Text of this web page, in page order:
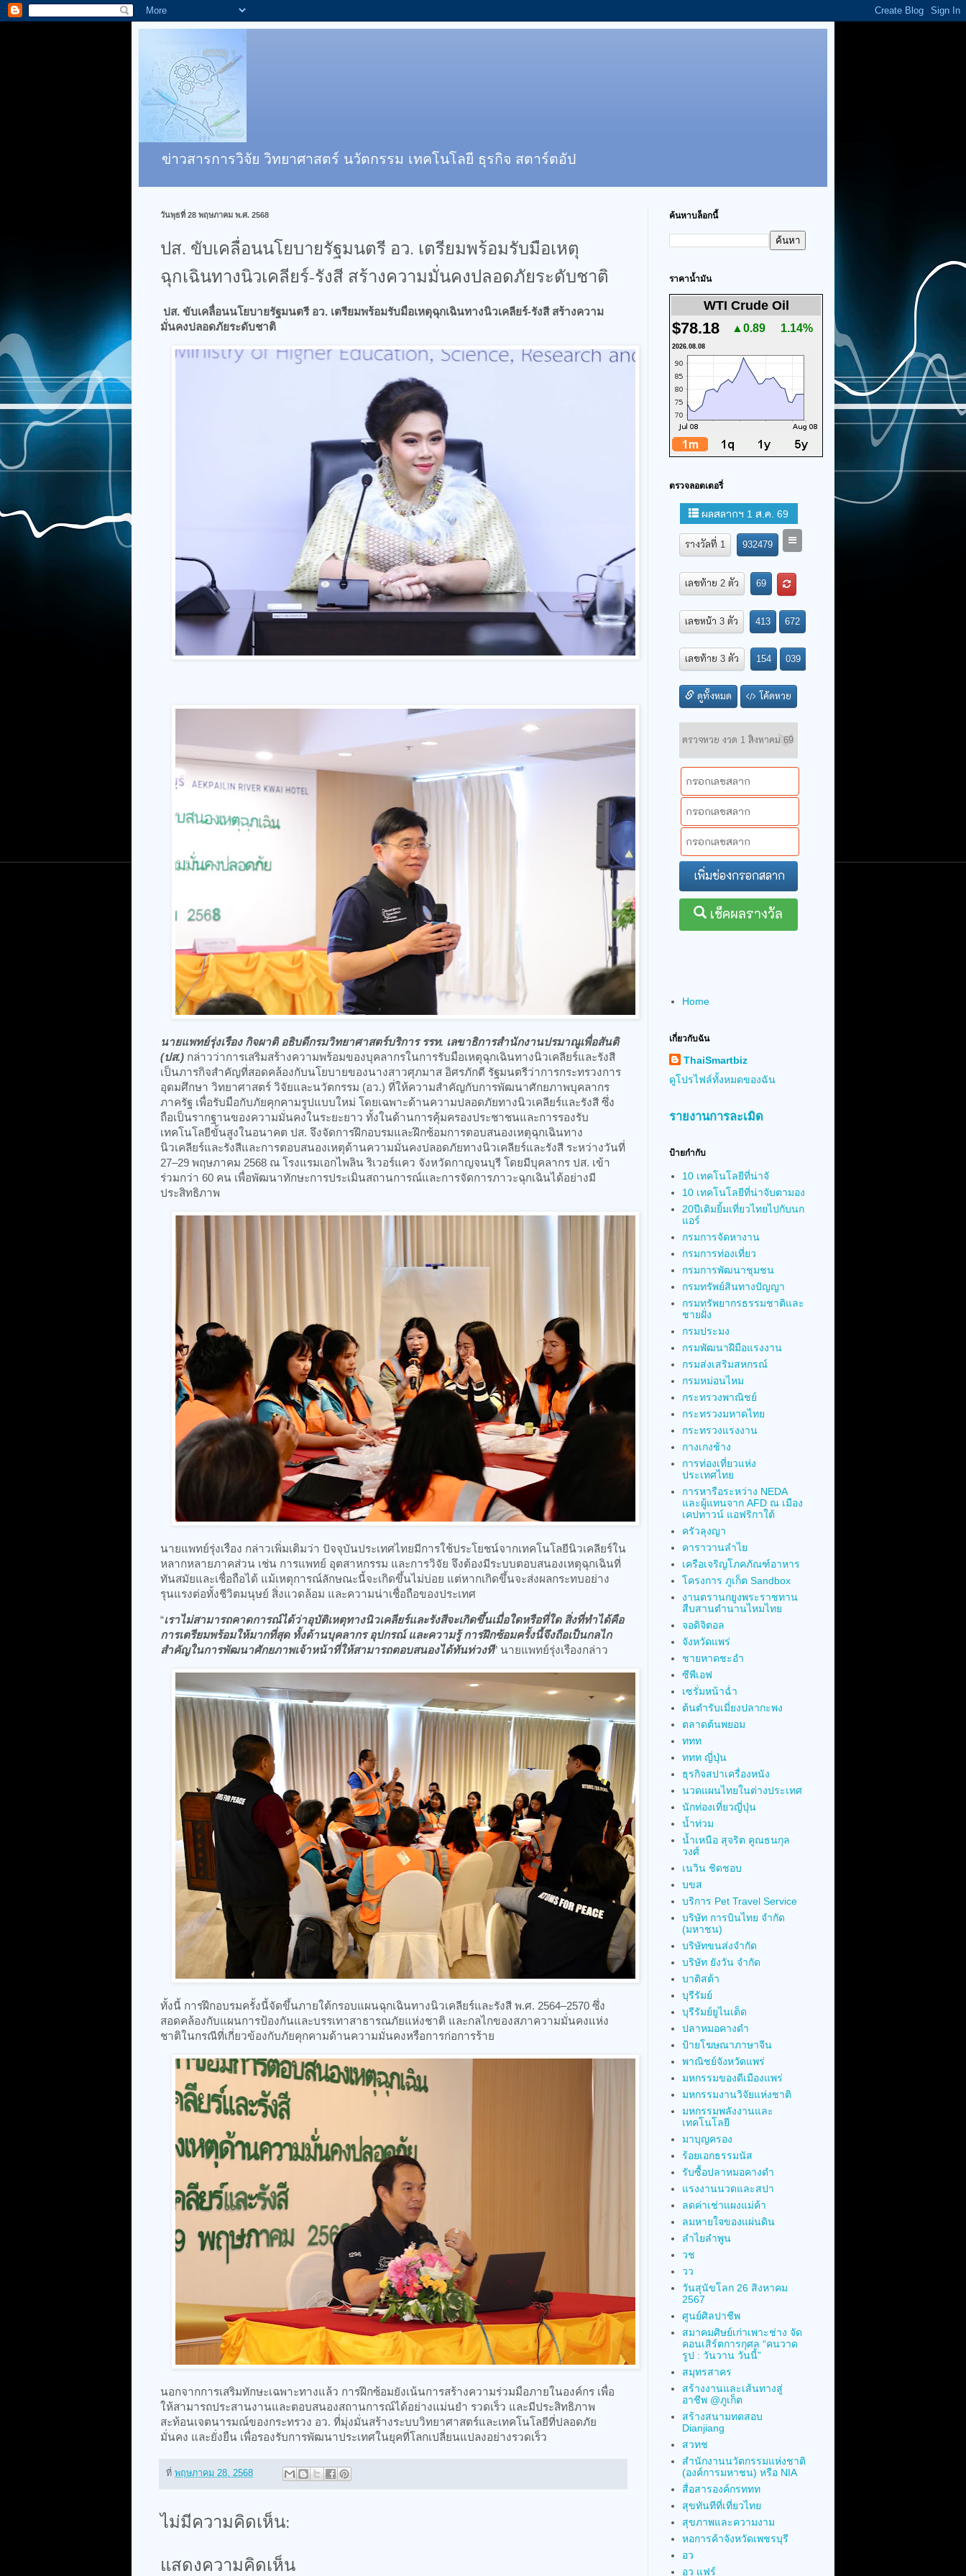
ข่าวสารการวิจัย วิทยาศาสตร์ นวัตกรรม เทคโนโลยี ธุรกิจ สตาร์ตอัป
วันพุธที่ 28 พฤษภาคม พ.ศ. 2568
ปส. ขับเคลื่อนนโยบายรัฐมนตรี อว. เตรียมพร้อมรับมือเหตุ
ฉุกเฉินทางนิวเคลียร์-รังสี สร้างความมั่นคงปลอดภัยระดับชาติ
ปส. ขับเคลื่อนนโยบายรัฐมนตรี อว. เตรียมพร้อมรับมือเหตุฉุกเฉินทางนิวเคลียร์-รังสี สร้างความ
มั่นคงปลอดภัยระดับชาติ
นายแพทย์รุ่งเรือง กิจผาติ อธิบดีกรมวิทยาศาสตร์บริการ รรท. เลขาธิการสำนักงานปรมาณูเพื่อสันติ
(ปส.) กล่าวว่าการเสริมสร้างความพร้อมของบุคลากรในการรับมือเหตุฉุกเฉินทางนิวเคลียร์และรังสี
เป็นภารกิจสำคัญที่สอดคล้องกับนโยบายของนางสาวศุภมาส อิศรภักดี รัฐมนตรีว่าการกระทรวงการ
อุดมศึกษา วิทยาศาสตร์ วิจัยและนวัตกรรม (อว.) ที่ให้ความสำคัญกับการพัฒนาศักยภาพบุคลากร
ภาครัฐ เพื่อรับมือกับภัยคุกคามรูปแบบใหม่ โดยเฉพาะด้านความปลอดภัยทางนิวเคลียร์และรังสี ซึ่ง
ถือเป็นรากฐานของความมั่นคงในระยะยาว ทั้งในด้านการคุ้มครองประชาชนและการรองรับ
เทคโนโลยีขั้นสูงในอนาคต ปส. จึงจัดการฝึกอบรมและฝึกซ้อมการตอบสนองเหตุฉุกเฉินทาง
นิวเคลียร์และรังสีและการตอบสนองเหตุด้านความมั่นคงปลอดภัยทางนิวเคลียร์และรังสี ระหว่างวันที่
27–29 พฤษภาคม 2568 ณ โรงแรมเอกไพลิน ริเวอร์แคว จังหวัดกาญจนบุรี โดยมีบุคลากร ปส. เข้า
ร่วมกว่า 60 คน เพื่อพัฒนาทักษะการประเมินสถานการณ์และการจัดการภาวะฉุกเฉินได้อย่างมี
ประสิทธิภาพ
นายแพทย์รุ่งเรือง กล่าวเพิ่มเติมว่า ปัจจุบันประเทศไทยมีการใช้ประโยชน์จากเทคโนโลยีนิวเคลียร์ใน
หลากหลายภาคส่วน เช่น การแพทย์ อุตสาหกรรม และการวิจัย จึงต้องมีระบบตอบสนองเหตุฉุกเฉินที่
ทันสมัยและเชื่อถือได้ แม้เหตุการณ์ลักษณะนี้จะเกิดขึ้นไม่บ่อย แต่หากเกิดขึ้นจะส่งผลกระทบอย่าง
รุนแรงต่อทั้งชีวิตมนุษย์ สิ่งแวดล้อม และความน่าเชื่อถือของประเทศ
“เราไม่สามารถคาดการณ์ได้ว่าอุบัติเหตุทางนิวเคลียร์และรังสีจะเกิดขึ้นเมื่อใดหรือที่ใด สิ่งที่ทำได้คือ
การเตรียมพร้อมให้มากที่สุด ทั้งด้านบุคลากร อุปกรณ์ และความรู้ การฝึกซ้อมครั้งนี้จึงถือเป็นกลไก
สำคัญในการพัฒนาศักยภาพเจ้าหน้าที่ให้สามารถตอบสนองได้ทันท่วงที” นายแพทย์รุ่งเรืองกล่าว
ทั้งนี้ การฝึกอบรมครั้งนี้จัดขึ้นภายใต้กรอบแผนฉุกเฉินทางนิวเคลียร์และรังสี พ.ศ. 2564–2570 ซึ่ง
สอดคล้องกับแผนการป้องกันและบรรเทาสาธารณภัยแห่งชาติ และกลไกของสภาความมั่นคงแห่ง
ชาติในกรณีที่เกี่ยวข้องกับภัยคุกคามด้านความมั่นคงหรือการก่อการร้าย
นอกจากการเสริมทักษะเฉพาะทางแล้ว การฝึกซ้อมยังเน้นการสร้างความร่วมมือภายในองค์กร เพื่อ
ให้สามารถประสานงานและตอบสนองสถานการณ์ได้อย่างแม่นยำ รวดเร็ว และมีประสิทธิภาพ
สะท้อนเจตนารมณ์ของกระทรวง อว. ที่มุ่งมั่นสร้างระบบวิทยาศาสตร์และเทคโนโลยีที่ปลอดภัย
มั่นคง และยั่งยืน เพื่อรองรับการพัฒนาประเทศในยุคที่โลกเปลี่ยนแปลงอย่างรวดเร็ว
ที่ พฤษภาคม 28, 2568
ไม่มีความคิดเห็น:
แสดงความคิดเห็น
ค้นหาบล็อกนี้
ราคาน้ำมัน
WTI Crude Oil
$78.18 ▲0.89 1.14%
2026.08.08
ตรวจลอตเตอรี่
Home
เกี่ยวกับฉัน
ThaiSmartbiz
ดูโปรไฟล์ทั้งหมดของฉัน
รายงานการละเมิด
ป้ายกำกับ
10 เทคโนโลยีที่น่าจั
10 เทคโนโลยีที่น่าจับตามอง
20ปีเติมยิ้มเที่ยวไทยไปกับนก
แอร์
กรมการจัดหางาน
กรมการท่องเที่ยว
กรมการพัฒนาชุมชน
กรมทรัพย์สินทางปัญญา
กรมทรัพยากรธรรมชาติและ
ชายฝั่ง
กรมประมง
กรมพัฒนาฝีมือแรงงาน
กรมส่งเสริมสหกรณ์
กรมหม่อนไหม
กระทรวงพาณิชย์
กระทรวงมหาดไทย
กระทรวงแรงงาน
กางเกงช้าง
การท่องเที่ยวแห่ง
ประเทศไทย
การหารือระหว่าง NEDA
และผู้แทนจาก AFD ณ เมือง
เคปทาวน์ แอฟริกาใต้
ครัวลุงญา
คาราวานลำไย
เครือเจริญโภคภัณฑ์อาหาร
โครงการ ภูเก็ต Sandbox
งานตรานกยูงพระราชทาน
สืบสานตำนานไหมไทย
จอดิจิตอล
จังหวัดแพร่
ชายหาดชะอำ
ซีพีเอฟ
เซรั่มหน้าฉ่ำ
ต้นตำรับเมี่ยงปลากะพง
ตลาดต้นพยอม
ททท
ททท ญี่ปุ่น
ธุรกิจสปาเครื่องหนัง
นวดแผนไทยในต่างประเทศ
นักท่องเที่ยวญี่ปุ่น
น้ำท่วม
น้ำเหนือ สุจริต คูณธนกุล
วงศ์
เนวิน ชิดชอบ
บขส
บริการ Pet Travel Service
บริษัท การบินไทย จำกัด
(มหาชน)
บริษัทขนส่งจำกัด
บริษัท ยังวัน จำกัด
บาติสต้า
บุรีรัมย์
บุรีรัมย์ยูไนเต็ด
ปลาหมอคางดำ
ป้ายโฆษณาภาษาจีน
พาณิชย์จังหวัดแพร่
มหกรรมของดีเมืองแพร่
มหกรรมงานวิจัยแห่งชาติ
มหกรรมพลังงานและ
เทคโนโลยี
มาบุญครอง
ร้อยเอกธรรมนัส
รับซื้อปลาหมอคางดำ
แรงงานนวดและสปา
ลดค่าเช่าแผงแม่ค้า
ลมหายใจของแผ่นดิน
ลำไยลำพูน
วช
วว
วันสุนัขโลก 26 สิงหาคม
2567
ศูนย์ศิลปาชีพ
สมาคมศิษย์เก่าเพาะช่าง จัด
คอนเสิร์ตการกุศล “คนวาด
รูป : วันวาน วันนี้”
สมุทรสาคร
สร้างงานและเส้นทางสู่
อาชีพ @ภูเก็ต
สร้างสนามทดสอบ
Dianjiang
สวทช
สำนักงานนวัตกรรมแห่งชาติ
(องค์การมหาชน) หรือ NIA
สื่อสารองค์กรททท
สุขทันทีที่เที่ยวไทย
สุขภาพและความงาม
หอการค้าจังหวัดเพชรบุรี
อว
อว แฟร์